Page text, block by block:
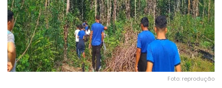
Foto: reprodução